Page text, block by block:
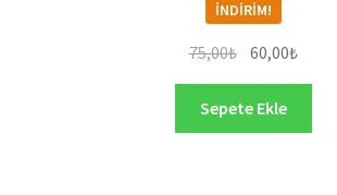
İNDIRIM!
75,00₺ Orijinal
fiyat:
75,00₺.
60,00₺Şu
andaki
60,00₺.
Sepete Ekle